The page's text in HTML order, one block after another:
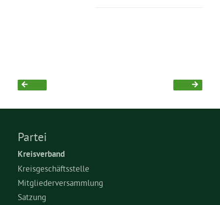
Partei
Kreisverband
Kreisgeschäftsstelle
Mitgliederversammlung
Satzung